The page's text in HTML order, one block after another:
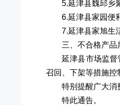
5.延津县魏邱乡
6.延津县家园便
7.延津县家旭生
三、不合格产品
延津县市场监
召回、下架等措施控
特别提醒广大消
特此通告。